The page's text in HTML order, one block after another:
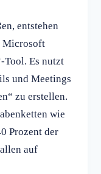
entstehen
Microsoft
Tool. Es nutzt
und Meetings
zu erstellen.
wie
Prozent der
auf